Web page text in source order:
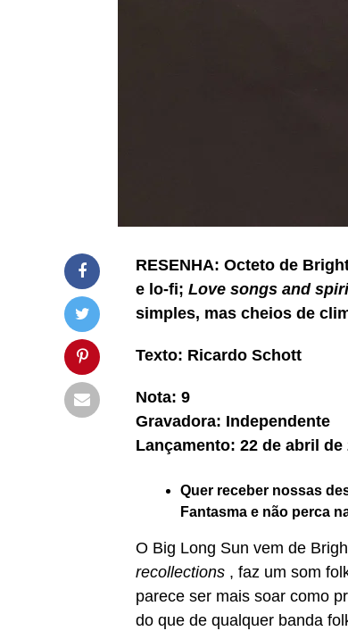
RESENHA: Octeto de
e lo-fi; Love songs and
simples, mas cheios de
Texto: Ricardo Schott
Nota: 9
Gravadora: Independente
Lançamento: 22 de abril de
Quer receber nossas
Fantasma e não perca
O Big Long Sun vem de
recollections , faz um som
parece ser mais soar como
do que de qualquer banda